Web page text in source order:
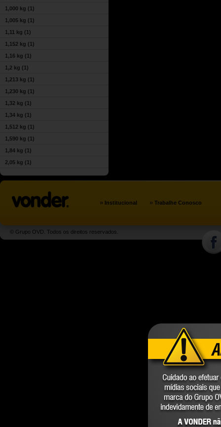
1,000 kg (1)
1,005 kg (1)
1,11 kg (1)
1,152 kg (1)
1,16 kg (1)
1,2 kg (1)
1,213 kg (1)
1,230 kg (1)
1,32 kg (1)
1,34 kg (1)
1,512 kg (1)
1,590 kg (1)
1,84 kg (1)
2,05 kg (1)
» Institucional » Trabalhe Conosco
© Grupo OVD. Todos os direitos reservados.